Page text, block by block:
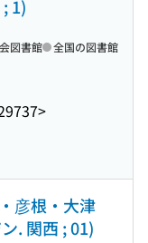
1)
図書館 全国の図書館
彦根・大津
. 関西 ; 01)